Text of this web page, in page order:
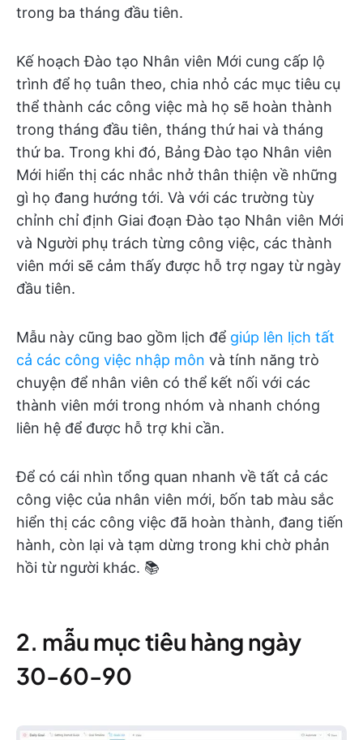
trong ba tháng đầu tiên.
Kế hoạch Đào tạo Nhân viên Mới cung cấp lộ
trình để họ tuân theo, chia nhỏ các mục tiêu cụ
thể thành các công việc mà họ sẽ hoàn thành
trong tháng đầu tiên, tháng thứ hai và tháng
thứ ba. Trong khi đó, Bảng Đào tạo Nhân viên
Mới hiển thị các nhắc nhở thân thiện về những
gì họ đang hướng tới. Và với các trường tùy
chỉnh chỉ định Giai đoạn Đào tạo Nhân viên Mới
và Người phụ trách từng công việc, các thành
viên mới sẽ cảm thấy được hỗ trợ ngay từ ngày
đầu tiên.
Mẫu này cũng bao gồm lịch để giúp lên lịch tất
cả các công việc nhập môn và tính năng trò
chuyện để nhân viên có thể kết nối với các
thành viên mới trong nhóm và nhanh chóng
liên hệ để được hỗ trợ khi cần.
Để có cái nhìn tổng quan nhanh về tất cả các
công việc của nhân viên mới, bốn tab màu sắc
hiển thị các công việc đã hoàn thành, đang tiến
hành, còn lại và tạm dừng trong khi chờ phản
hồi từ người khác. 📚
2. mẫu mục tiêu hàng ngày
30-60-90